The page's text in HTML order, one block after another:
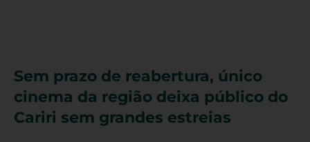
Sem prazo de reabertura, único
cinema da região deixa público do
Cariri sem grandes estreias